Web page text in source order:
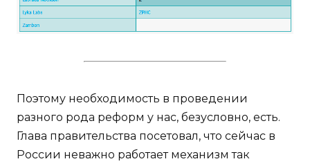
Поэтому необходимость в проведении
разного рода реформ у нас, безусловно, есть.
Глава правительства посетовал, что сейчас в
России неважно работает механизм так